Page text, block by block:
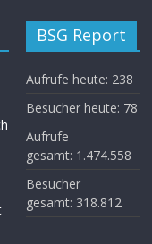
BSG Report
Aufrufe heute: 238
Besucher heute: 78
Aufrufe
gesamt: 1.474.558
Besucher
gesamt: 318.812